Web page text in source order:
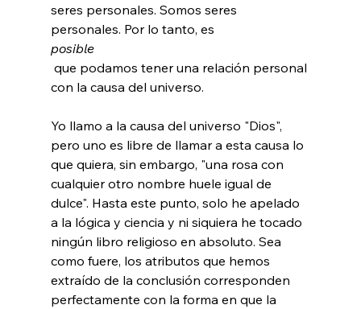
seres personales. Somos seres
personales. Por lo tanto, es
posible
con la causa del universo.
Yo llamo a la causa del universo "Dios",
pero uno es libre de llamar a esta causa lo
que quiera, sin embargo, "una rosa con
cualquier otro nombre huele igual de
dulce". Hasta este punto, solo he apelado
a la lógica y ciencia y ni siquiera he tocado
ningún libro religioso en absoluto. Sea
como fuere, los atributos que hemos
extraído de la conclusión corresponden
perfectamente con la forma en que la